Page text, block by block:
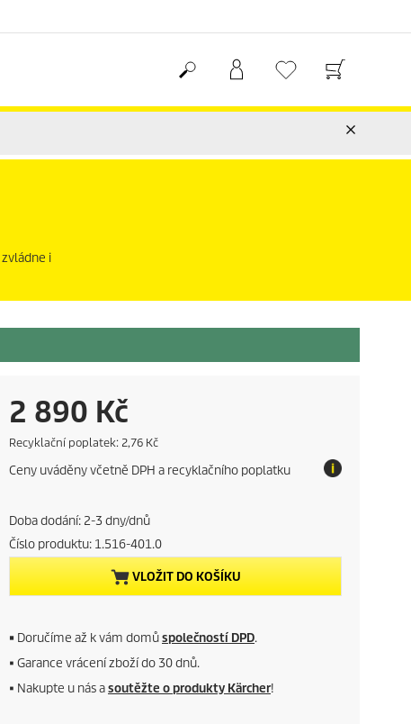
zvládne i
C
u
r
r
e
n
t
p
2 890 Kč
E
o
x
Recyklační poplatek: 2,76 Kč
Ceny uváděny včetně DPH a recyklačního poplatku
Doba dodání: 2-3 dny/dnů
Číslo produktu: 1.516-401.0
VLOŽIT DO KOŠÍKU
■ Doručíme až k vám domůspolečností DPD.
■ Garance vrácení zboží do 30 dnů.
■ Nakupte u nás asoutěžte o produkty Kärcher!